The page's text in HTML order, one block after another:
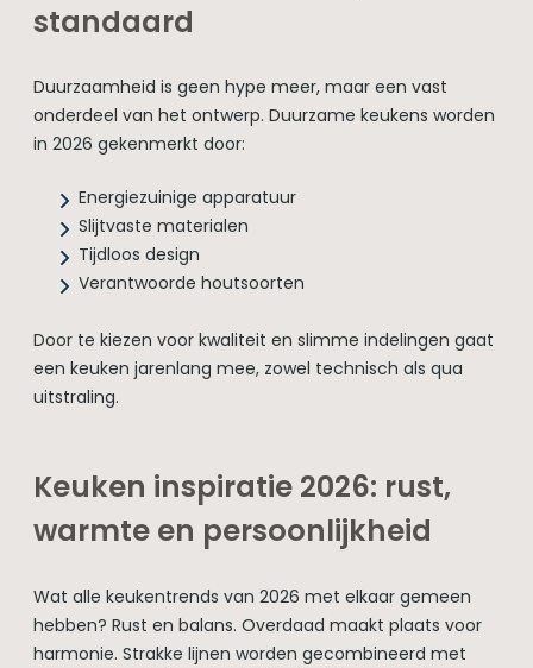
standaard
Duurzaamheid is geen hype meer, maar een vast
onderdeel van het ontwerp. Duurzame keukens worden
in 2026 gekenmerkt door:
Energiezuinige apparatuur
Slijtvaste materialen
Tijdloos design
Verantwoorde houtsoorten
Door te kiezen voor kwaliteit en slimme indelingen gaat
een keuken jarenlang mee, zowel technisch als qua
uitstraling.
Keuken inspiratie 2026: rust,
warmte en persoonlijkheid
Wat alle keukentrends van 2026 met elkaar gemeen
hebben? Rust en balans. Overdaad maakt plaats voor
harmonie. Strakke lijnen worden gecombineerd met